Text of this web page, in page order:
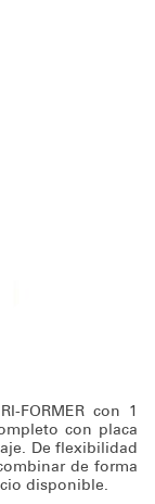
FORMER con 1
con placa
De flexibilidad
de forma
disponible.